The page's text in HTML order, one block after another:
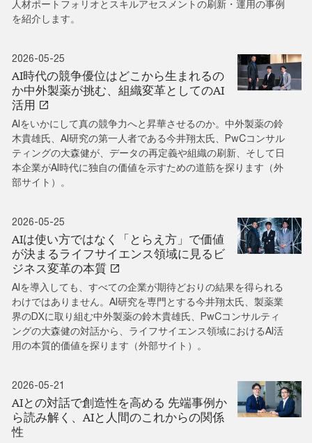
人材ポートフォリオとスキルアセスメントの刷新・運用の事例
を紹介します。
2026-05-25
AI時代の競争優位はどこから生まれるの
か中外製薬が挑む、組織変革としてのAI
活用
AIをいかにして真の競争力へと昇華させるのか。中外製薬の鈴
木貴雄氏、AI研究の第一人者である今井翔太氏、PwCコンサル
ティングの大森健が、データの再定義や組織の刷新、そして日
本企業がAI時代に独自の価値を示すための道筋を探ります（外
部サイト）。
2026-05-25
AIは使い方ではなく「とらえ方」で価値
が決まるライフサイエンス領域に見るビ
ジネス変革の本質
AIを導入しても、すべての企業が期待どおりの結果を得られる
わけではありません。AI研究を専門とする今井翔太氏、製薬業
界のDXに取り組む中外製薬の鈴木貴雄氏、PwCコンサルティ
ングの大森健の対話から、ライフサイエンス領域におけるAI活
用の本質的価値を探ります（外部サイト）。
2026-05-21
AIとの対話で創造性を高める 先端事例か
ら読み解く、AIと人間のこれからの関係
性